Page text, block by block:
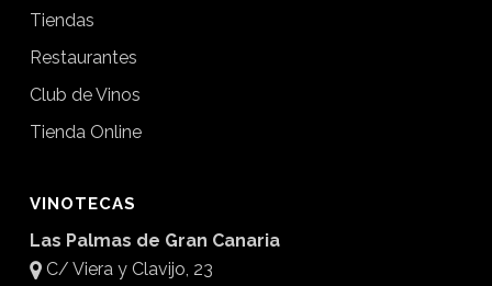
Tiendas
Restaurantes
Club de Vinos
Tienda Online
VINOTECAS
Las Palmas de Gran Canaria
C/ Viera y Clavijo, 23